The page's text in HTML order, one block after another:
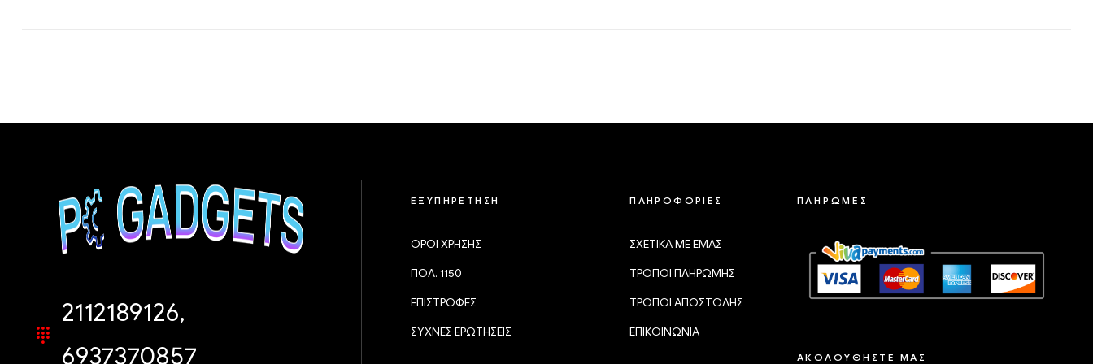
2112189126,
6937370857
ΕΞΥΠΗΡΕΤΗΣΗ
ΟΡΟΙ ΧΡΗΣΗΣ
ΠΟΛ. 1150
ΕΠΙΣΤΡΟΦΕΣ
ΣΥΧΝΕΣ ΕΡΩΤΗΣΕΙΣ
ΠΛΗΡΟΦΟΡΙΕΣ
ΣΧΕΤΙΚΑ ΜΕ ΕΜΑΣ
ΤΡΟΠΟΙ ΠΛΗΡΩΜΗΣ
ΤΡΟΠΟΙ ΑΠΟΣΤΟΛΗΣ
ΕΠΙΚΟΙΝΩΝΙΑ
ΠΛΗΡΩΜΕΣ
ΑΚΟΛΟΥΘΗΣΤΕ ΜΑΣ